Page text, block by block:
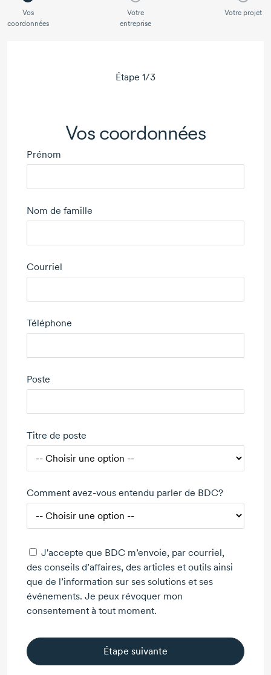
Vos
coordonnées
Votre
entreprise
Votre projet
Étape 1/3
Vos coordonnées
Prénom
Nom de famille
Courriel
Téléphone
Poste
Titre de poste
Comment avez-vous entendu parler de BDC?
des conseils d’affaires, des articles et outils ainsi
que de l’information sur ses solutions et ses
événements. Je peux révoquer mon
consentement à tout moment.
Étape suivante